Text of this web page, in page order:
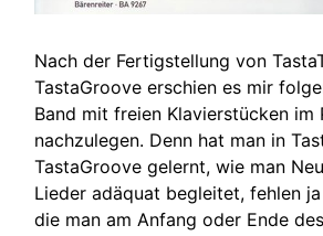
Nach der Fertigstellung von
TastaGroove erschien es mir
Band mit freien Klavierstücken im
nachzulegen. Denn hat man in
TastaGroove gelernt, wie man
Lieder adäquat begleitet, fehlen
die man am Anfang oder Ende